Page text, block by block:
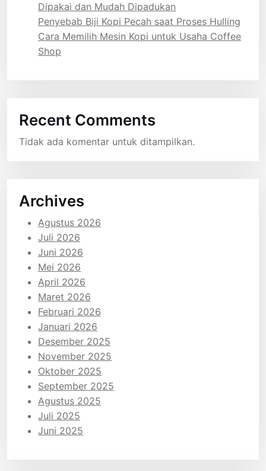
Dipakai dan Mudah Dipadukan
Penyebab Biji Kopi Pecah saat Proses Hulling
Cara Memilih Mesin Kopi untuk Usaha Coffee
Shop
Recent Comments
Tidak ada komentar untuk ditampilkan.
Archives
Agustus 2026
Juli 2026
Juni 2026
Mei 2026
April 2026
Maret 2026
Februari 2026
Januari 2026
Desember 2025
November 2025
Oktober 2025
September 2025
Agustus 2025
Juli 2025
Juni 2025